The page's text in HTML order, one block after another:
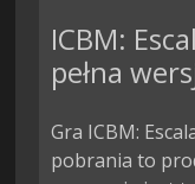
ICBM:
pełna
Gra ICBM:
pobrania to